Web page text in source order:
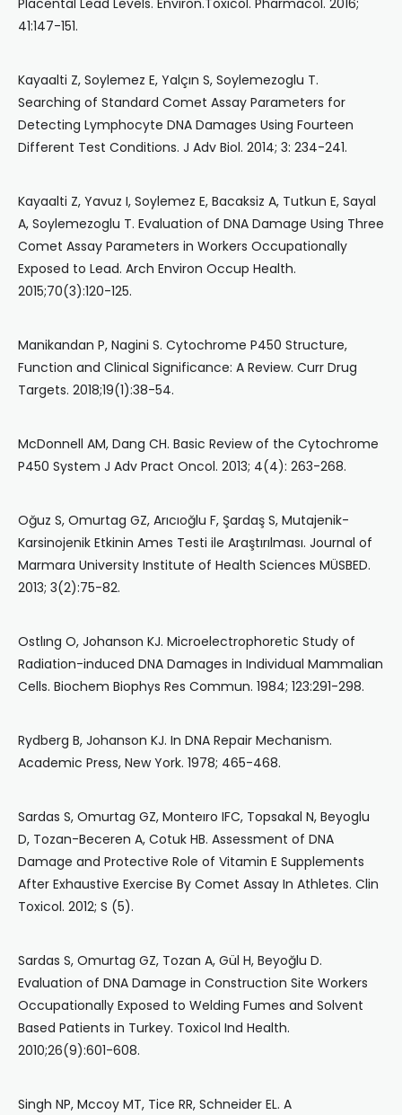
Placental Lead Levels. Environ.Toxicol. Pharmacol. 2016;
41:147-151.
Kayaalti Z, Soylemez E, Yalçın S, Soylemezoglu T.
Searching of Standard Comet Assay Parameters for
Detecting Lymphocyte DNA Damages Using Fourteen
Different Test Conditions. J Adv Biol. 2014; 3: 234-241.
Kayaalti Z, Yavuz I, Soylemez E, Bacaksiz A, Tutkun E, Sayal
A, Soylemezoglu T. Evaluation of DNA Damage Using Three
Comet Assay Parameters in Workers Occupationally
Exposed to Lead. Arch Environ Occup Health.
2015;70(3):120-125.
Manikandan P, Nagini S. Cytochrome P450 Structure,
Function and Clinical Significance: A Review. Curr Drug
Targets. 2018;19(1):38-54.
McDonnell AM, Dang CH. Basic Review of the Cytochrome
P450 System J Adv Pract Oncol. 2013; 4(4): 263-268.
Oğuz S, Omurtag GZ, Arıcıoğlu F, Şardaş S, Mutajenik-
Karsinojenik Etkinin Ames Testi ile Araştırılması. Journal of
Marmara University Institute of Health Sciences MÜSBED.
2013; 3(2):75-82.
Ostlıng O, Johanson KJ. Microelectrophoretic Study of
Radiation-induced DNA Damages in Individual Mammalian
Cells. Biochem Biophys Res Commun. 1984; 123:291-298.
Rydberg B, Johanson KJ. In DNA Repair Mechanism.
Academic Press, New York. 1978; 465-468.
Sardas S, Omurtag GZ, Monteıro IFC, Topsakal N, Beyoglu
D, Tozan-Beceren A, Cotuk HB. Assessment of DNA
Damage and Protective Role of Vitamin E Supplements
After Exhaustive Exercise By Comet Assay In Athletes. Clin
Toxicol. 2012; S (5).
Sardas S, Omurtag GZ, Tozan A, Gül H, Beyoğlu D.
Evaluation of DNA Damage in Construction Site Workers
Occupationally Exposed to Welding Fumes and Solvent
Based Patients in Turkey. Toxicol Ind Health.
2010;26(9):601-608.
Singh NP, Mccoy MT, Tice RR, Schneider EL. A